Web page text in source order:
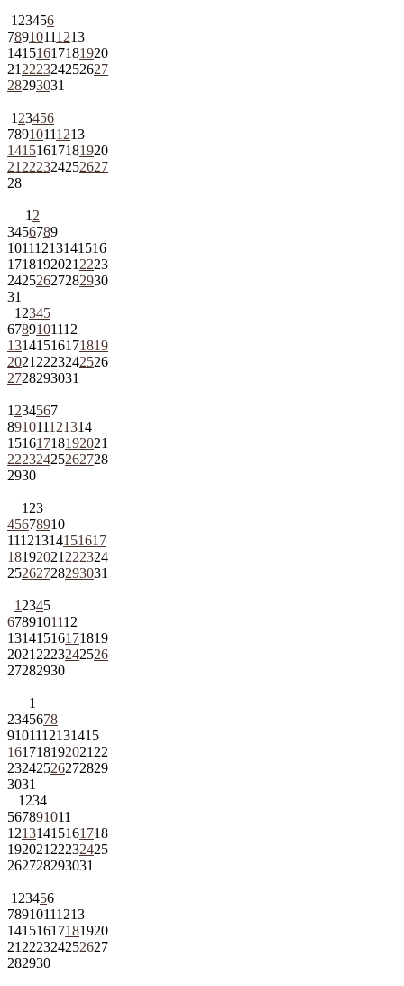
1 23456
78910111213
14151617181920
21 222324252627
28293031
1 23456
78910111213
14151617181920
21 222324252627
28
1 2
3456789
10111213141516
1718192021 2223
24252627282930
31
1 2345
6789101112
13141516171819
2021 2223242526
2728293031
1 234567
891011121314
15161718192021
22232425262728
2930
1 23
45678910
11121314151617
18192021 222324
25262728293031
1 2345
6789101112
13141516171819
2021 2223242526
27282930
1
2345678
9101112131415
161718192021 22
23242526272829
3031
1 234
567891011
12131415161718
192021 22232425
262728293031
1 23456
78910111213
14151617181920
21 222324252627
282930